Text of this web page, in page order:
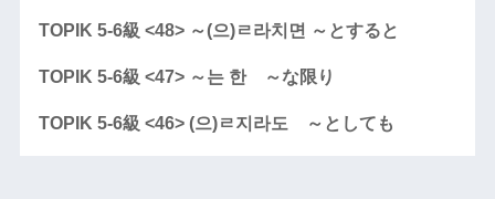
TOPIK 5-6級 <48> ～(으)ㄹ라치면 ～とすると
TOPIK 5-6級 <47> ～는 한 ～な限り
TOPIK 5-6級 <46> (으)ㄹ지라도 ～としても